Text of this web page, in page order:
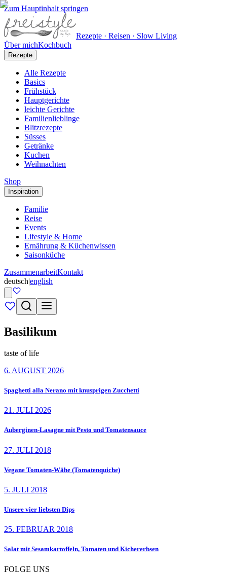
Zum Hauptinhalt springen
Rezepte · Reisen · Slow Living
Über michKochbuch
Rezepte
Alle Rezepte
Basics
Frühstück
Hauptgerichte
leichte Gerichte
Familienlieblinge
Blitzrezepte
Süsses
Getränke
Kuchen
Weihnachten
Shop
Inspiration
Familie
Reise
Events
Lifestyle & Home
Ernährung & Küchenwissen
Saisonküche
ZusammenarbeitKontakt
deutsch|english
Basilikum
taste of life
6. AUGUST 2026
Spaghetti alla Nerano mit knusprigen Zucchetti
21. JULI 2026
Auberginen-Lasagne mit Pesto und Tomatensauce
27. JULI 2018
Vegane Tomaten-Wähe (Tomatenquiche)
5. JULI 2018
Unsere vier liebsten Dips
25. FEBRUAR 2018
Salat mit Sesamkartoffeln, Tomaten und Kichererbsen
FOLGE UNS